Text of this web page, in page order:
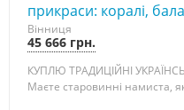
прикраси: коралі,
Вінниця
45 666 грн.
КУПЛЮ ТРАДИЦІЙНІ
Маєте старовинні намиста,